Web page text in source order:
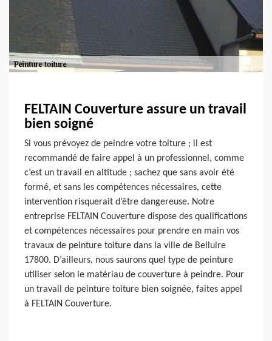
FELTAIN Couverture assure un travail
bien soigné
Si vous prévoyez de peindre votre toiture ; il est
recommandé de faire appel à un professionnel, comme
c’est un travail en altitude ; sachez que sans avoir été
formé, et sans les compétences nécessaires, cette
intervention risquerait d’être dangereuse. Notre
entreprise FELTAIN Couverture dispose des qualifications
et compétences nécessaires pour prendre en main vos
travaux de peinture toiture dans la ville de Belluire
17800. D’ailleurs, nous saurons quel type de peinture
utiliser selon le matériau de couverture à peindre. Pour
un travail de peinture toiture bien soignée, faites appel
à FELTAIN Couverture.